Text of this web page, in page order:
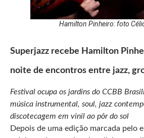
Hamilton Pinheiro: foto
Superjazz recebe Hamilton
noite de encontros entre jazz,
Festival ocupa os jardins do CCBB
música instrumental, soul, jazz
discotecagem em vinil ao pôr do sol
Depois de uma edição marcada pelo